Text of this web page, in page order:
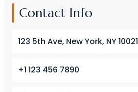
Contact Info
123 5th Ave, New York, NY 10021
+1 123 456 7890